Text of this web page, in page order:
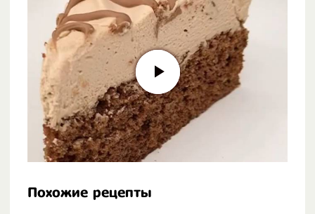
Похожие рецепты